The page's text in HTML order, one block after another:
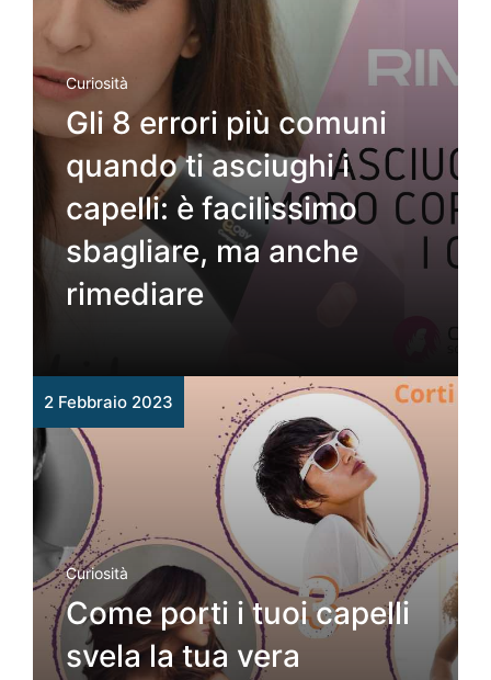
Curiosità
Gli 8 errori più comuni
quando ti asciughi i
capelli: è facilissimo
sbagliare, ma anche
rimediare
2 Febbraio 2023
Curiosità
Come porti i tuoi capelli
svela la tua vera